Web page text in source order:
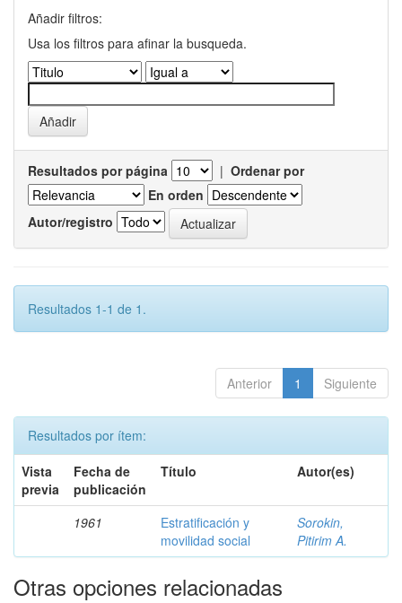
Añadir filtros:
Usa los filtros para afinar la busqueda.
Resultados por página | Ordenar por
En orden
Autor/registro
Resultados 1-1 de 1.
Anterior 1 Siguiente
Resultados por ítem:
Vista
previa
Fecha de
publicación
Título Autor(es)
1961
Estratificación y
movilidad social
Sorokin,
Pitirim A.
Otras opciones relacionadas